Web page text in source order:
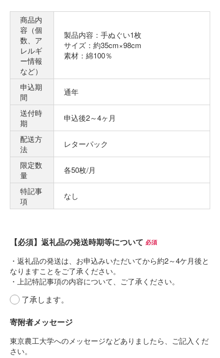
商品内
容（個
数、ア
レルギ
ー情報
など）
製品内容：手ぬぐい1枚
サイズ：約35cm×98cm
素材：綿100％
申込期
間
通年
送付時
期
申込後2～4ヶ月
配送方
法
レターパック
限定数
量
各50枚/月
特記事
項
なし
【必須】返礼品の発送時期等について
了承します。
寄附者メッセージ